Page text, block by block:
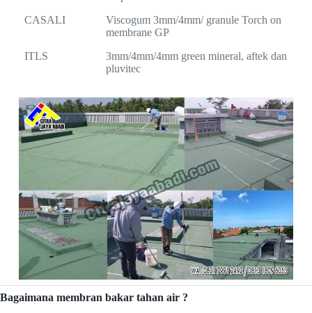
CASALI
Viscogum 3mm/4mm/ granule Torch on
membrane GP
ITLS
3mm/4mm/4mm green mineral, aftek dan
pluvitec
Bagaimana membran bakar tahan air ?